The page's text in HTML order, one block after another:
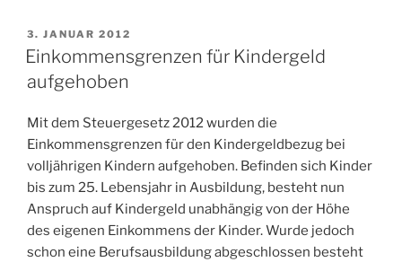
VERÖFFENTLICHT
AM
3. JANUAR 2012
Einkommensgrenzen für Kindergeld
aufgehoben
Mit dem Steuergesetz 2012 wurden die
Einkommensgrenzen für den Kindergeldbezug bei
volljährigen Kindern aufgehoben. Befinden sich Kinder
bis zum 25. Lebensjahr in Ausbildung, besteht nun
Anspruch auf Kindergeld unabhängig von der Höhe
des eigenen Einkommens der Kinder. Wurde jedoch
schon eine Berufsausbildung abgeschlossen besteht